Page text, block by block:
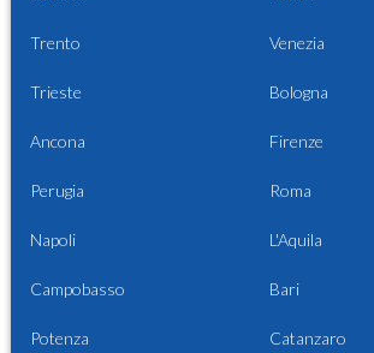
Trento Venezia
Trieste Bologna
Ancona Firenze
Perugia Roma
Napoli L'Aquila
Campobasso Bari
Potenza Catanzaro